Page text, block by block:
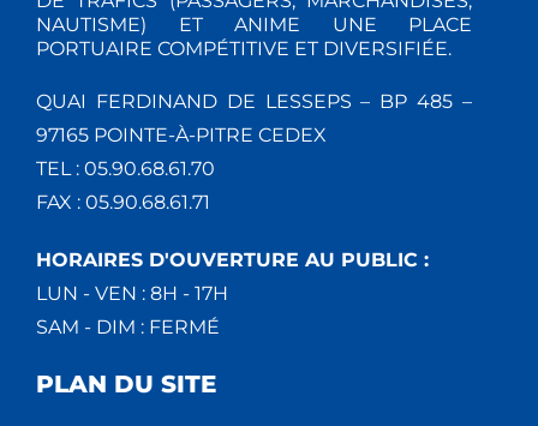
NAUTISME) ET ANIME UNE PLACE
PORTUAIRE COMPÉTITIVE ET DIVERSIFIÉE.
QUAI FERDINAND DE LESSEPS – BP 485 –
97165 POINTE-À-PITRE CEDEX
TEL : 05.90.68.61.70
FAX : 05.90.68.61.71
HORAIRES D'OUVERTURE AU PUBLIC :
LUN - VEN : 8H - 17H
SAM - DIM : FERMÉ
PLAN DU SITE